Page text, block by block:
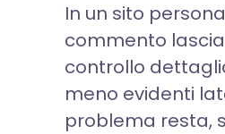
In un sito
commento
controllo
meno evidenti
problema resta,